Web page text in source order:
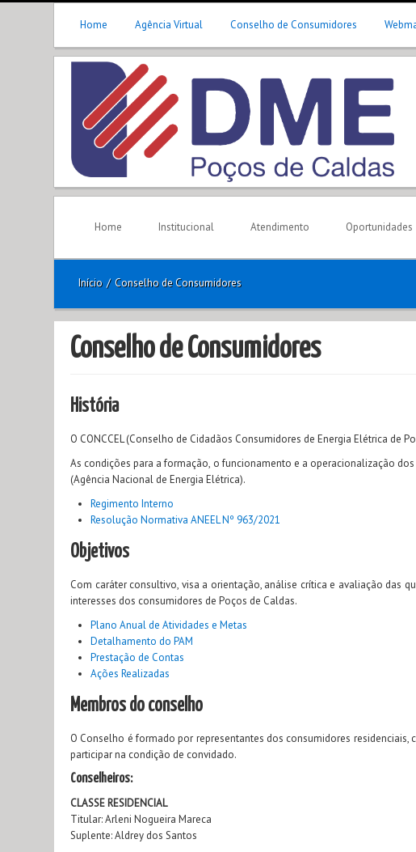
Home Agência Virtual Conselho de Consumidores
Home Institucional Atendimento Oportunidades
Início / Conselho de Consumidores
Conselho de Consumidores
História
O CONCCEL (Conselho de Cidadãos Consumidores de Energia Elétrica de
As condições para a formação, o funcionamento e a operacionalização
(Agência Nacional de Energia Elétrica).
Regimento Interno
Resolução Normativa ANEEL Nº 963/2021
Objetivos
Com caráter consultivo, visa a orientação, análise crítica e avaliação das
interesses dos consumidores de Poços de Caldas.
Plano Anual de Atividades e Metas
Detalhamento do PAM
Prestação de Contas
Ações Realizadas
Membros do conselho
O Conselho é formado por representantes dos consumidores
participar na condição de convidado.
Conselheiros:
CLASSE RESIDENCIAL
Titular: Arleni Nogueira Mareca
Suplente: Aldrey dos Santos